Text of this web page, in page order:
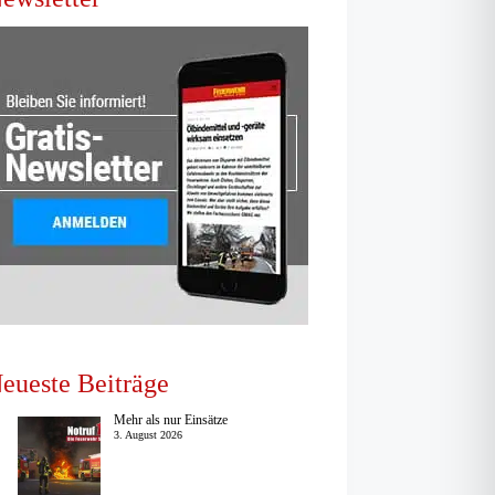
Beiträge
Mehr als nur Einsätze
3. August 2026